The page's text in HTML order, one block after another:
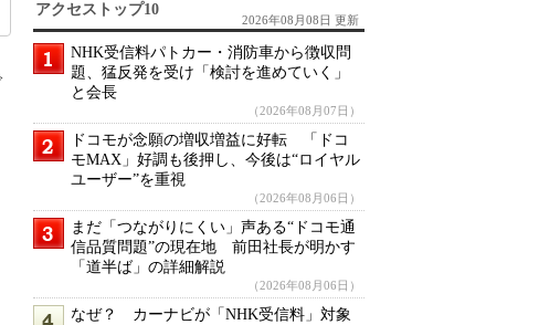
アクセストップ10
2026年08月08日 更新
NHK受信料パトカー・消防車から徴収問
題、猛反発を受け「検討を進めていく」
と会長
（2026年08月07日）
ドコモが念願の増収増益に好転 「ドコ
モMAX」好調も後押し、今後は“ロイヤル
ユーザー”を重視
（2026年08月06日）
まだ「つながりにくい」声ある“ドコモ通
信品質問題”の現在地 前田社長が明かす
「道半ば」の詳細解説
（2026年08月06日）
なぜ？ カーナビが「NHK受信料」対象